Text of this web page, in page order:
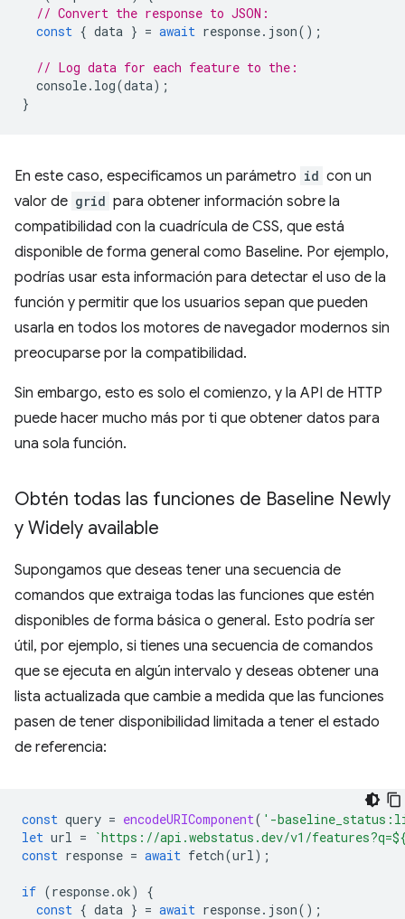
// Convert the response to JSON:
const { data } = await response. json();
// Log data for each feature to the:
console. log(data);
}
En este caso, especificamos un parámetro id con un
valor de grid para obtener información sobre la
compatibilidad con la cuadrícula de CSS, que está
disponible de forma general como Baseline. Por ejemplo,
podrías usar esta información para detectar el uso de la
función y permitir que los usuarios sepan que pueden
usarla en todos los motores de navegador modernos sin
preocuparse por la compatibilidad.
Sin embargo, esto es solo el comienzo, y la API de HTTP
puede hacer mucho más por ti que obtener datos para
una sola función.
Obtén todas las funciones de Baseline Newly
y Widely available
Supongamos que deseas tener una secuencia de
comandos que extraiga todas las funciones que estén
disponibles de forma básica o general. Esto podría ser
útil, por ejemplo, si tienes una secuencia de comandos
que se ejecuta en algún intervalo y deseas obtener una
lista actualizada que cambie a medida que las funciones
pasen de tener disponibilidad limitada a tener el estado
de referencia:
const query = encodeURIComponent( '-
let url = `https://api.webstatus.dev/v1/features?q=
const response = await fetch(url);
if (response.ok)
{
const { data } = await response. json();